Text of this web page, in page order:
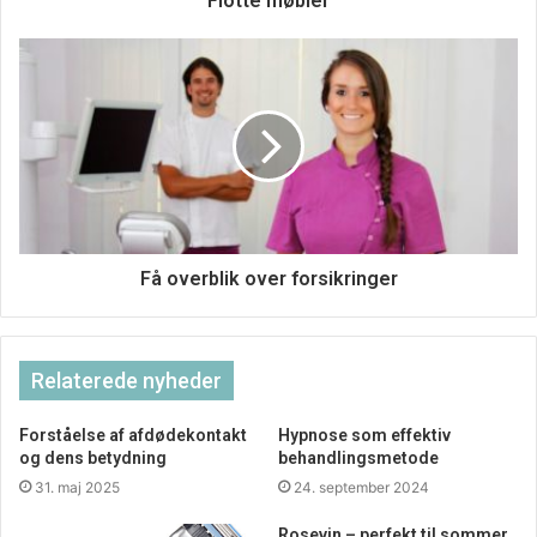
Få overblik over forsikringer
Relaterede nyheder
Forståelse af afdødekontakt
og dens betydning
31. maj 2025
Hypnose som effektiv
behandlingsmetode
24. september 2024